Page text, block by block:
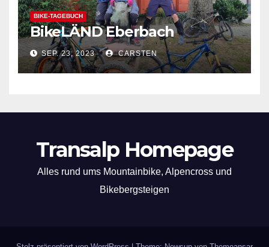
BIKE-TAGEBUCH
BikeLÄND Eberbach
SEP. 23, 2023 CARSTEN
Transalp Homepage
Alles rund ums Mountainbike, Alpencross und
Bikebergsteigen